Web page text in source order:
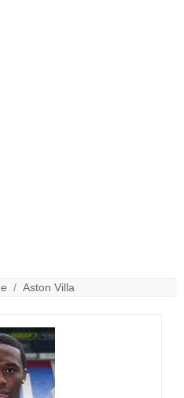
/Aston Villa